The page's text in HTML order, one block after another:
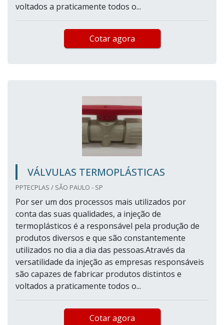
voltados a praticamente todos o...
Cotar agora
VÁLVULAS TERMOPLÁSTICAS
PPTECPLAS / SÃO PAULO - SP
Por ser um dos processos mais utilizados por
conta das suas qualidades, a injeção de
termoplásticos é a responsável pela produção de
produtos diversos e que são constantemente
utilizados no dia a dia das pessoas.Através da
versatilidade da injeção as empresas responsáveis
são capazes de fabricar produtos distintos e
voltados a praticamente todos o...
Cotar agora